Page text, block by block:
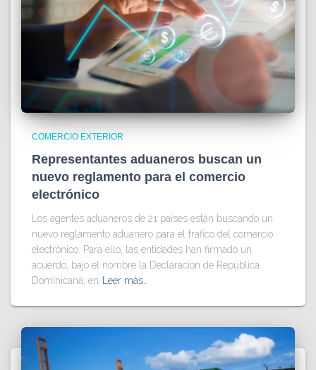
COMERCIO EXTERIOR
Representantes aduaneros buscan un
nuevo reglamento para el comercio
electrónico
Los agentes aduaneros de 21 países están buscando un
nuevo reglamento aduanero para el tráfico del comercio
electrónico. Para ello, las entidades han firmado un
acuerdo, bajo el nombre la Declaración de República
Dominicana, en
Leer más…